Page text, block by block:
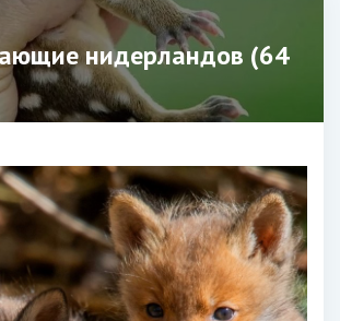
нидерландов (64